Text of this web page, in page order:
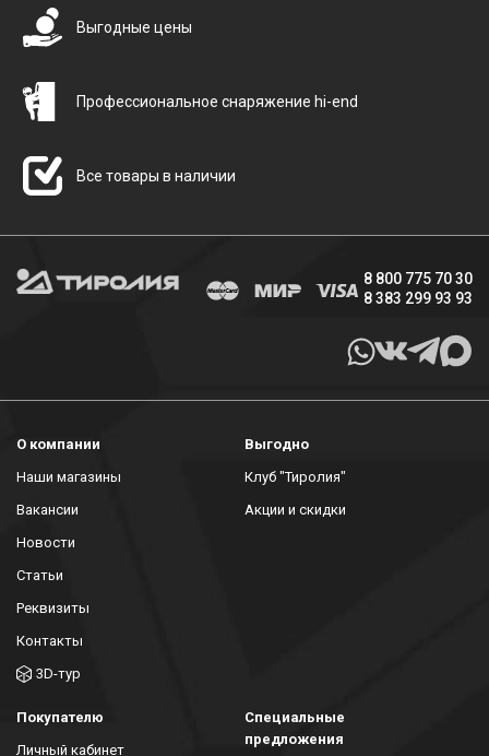
Выгодные цены
Профессиональное снаряжение hi-end
Все товары в наличии
8 800 775 70 30
8 383 299 93 93
О компании
Наши магазины
Вакансии
Новости
Статьи
Реквизиты
Контакты
3D-тур
Выгодно
Клуб "Тиролия"
Акции и скидки
Покупателю
Личный кабинет
Специальные
предложения